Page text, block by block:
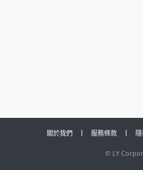
關於我們 服務條款
© LY